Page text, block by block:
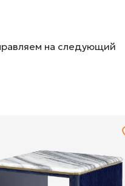
на следующий